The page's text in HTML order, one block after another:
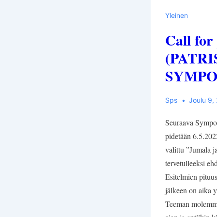
Yleinen
Call for
Sps Joulu 9,
Seuraava
pidetään
valittu ”Jumala
tervetulleeksi
Esitelmien
jälkeen on aika
Teeman